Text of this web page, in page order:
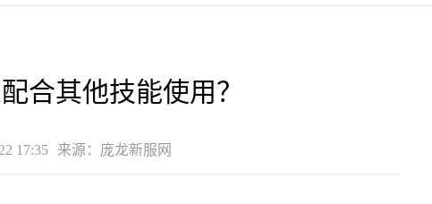
合其他技能使用？
17:35 来源：庞龙新服网